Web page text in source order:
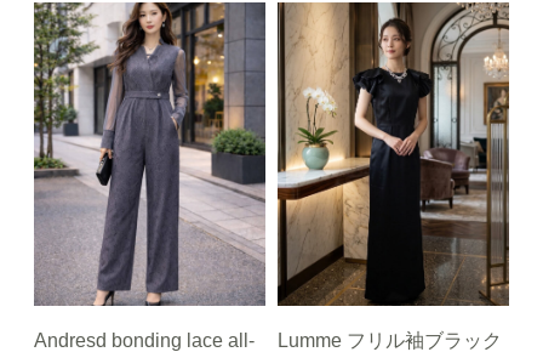
Andresd bonding lace all-
Lumme フリル袖ブラック